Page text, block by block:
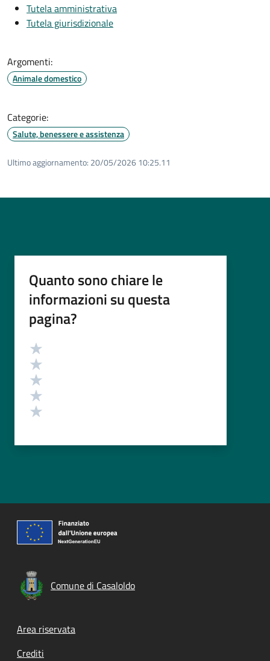
Tutela amministrativa
Tutela giurisdizionale
Argomenti:
Animale domestico
Categorie:
Salute, benessere e assistenza
Ultimo aggiornamento: 20/05/2026 10:25.11
Quanto sono chiare le
informazioni su questa
pagina?
Valutazione
Comune di Casaloldo
Footer menu
Area riservata
Crediti